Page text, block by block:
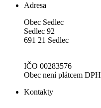
Adresa
Obec Sedlec
Sedlec 92
691 21 Sedlec
IČO 00283576
Obec není plátcem DPH
Kontakty